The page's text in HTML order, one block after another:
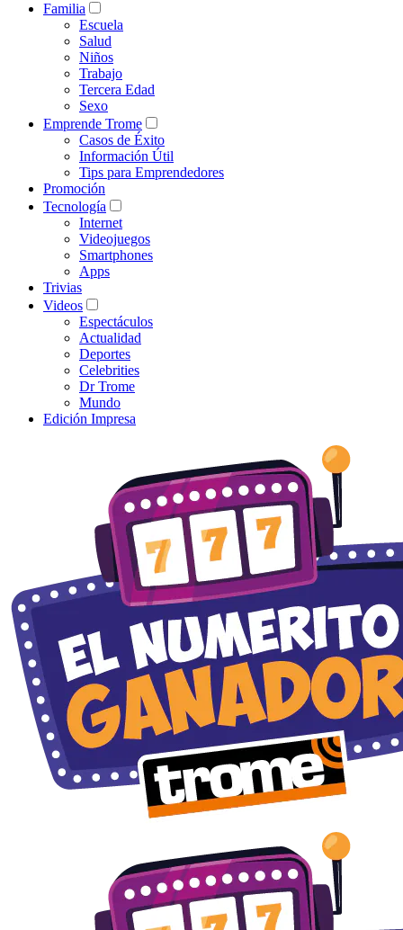
Familia
Escuela
Salud
Niños
Trabajo
Tercera Edad
Sexo
Emprende Trome
Casos de Éxito
Información Útil
Tips para Emprendedores
Promoción
Tecnología
Internet
Videojuegos
Smartphones
Apps
Trivias
Videos
Espectáculos
Actualidad
Deportes
Celebrities
Dr Trome
Mundo
Edición Impresa